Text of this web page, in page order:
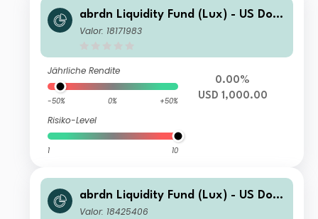
abrdn Liquidity Fund (Lux) - US Dolla
r Fund Z-1 Inc USD
Valor: 18171983
Jährliche Rendite
-50% 0% +50%
Risiko-Level
1 10
0.00%
USD 1,000.00
abrdn Liquidity Fund (Lux) - US Dolla
r Fund K-1 Inc USD
Valor: 18425406